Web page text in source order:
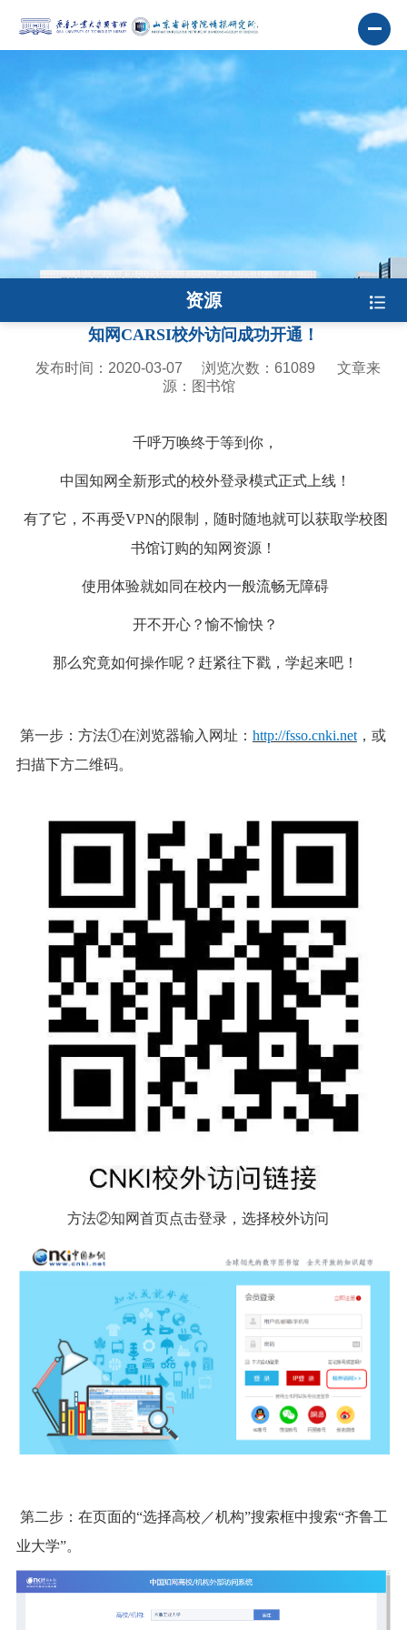
资源
知网CARSI校外访问成功开通！
发布时间：2020-03-07 浏览次数： 61089
文章来
源：图书馆
千呼万唤终于等到你，
中国知网全新形式的校外登录模式正式上线！
有了它，不再受VPN的限制，随时随地就可以获取学校图
书馆订购的知网资源！
使用体验就如同在校内一般流畅无障碍
开不开心？愉不愉快？
那么究竟如何操作呢？赶紧往下戳，学起来吧！
第一步：方法①在浏览器输入网址： http://fsso.cnki.net，或
扫描下方二维码。
方法②知网首页点击登录，选择校外访问
第二步：在页面的“选择高校／机构”搜索框中搜索“齐鲁工
业大学”。